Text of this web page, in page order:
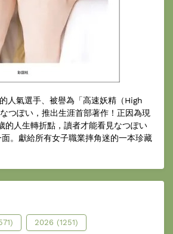
人氣選手、被譽為「高速妖精（High
つぽい，推出生涯首部著作！正因為現
的人生轉折點，讀者才能看見なつぽい
。獻給所有女子職業摔角迷的一本珍藏
2026 (1251)